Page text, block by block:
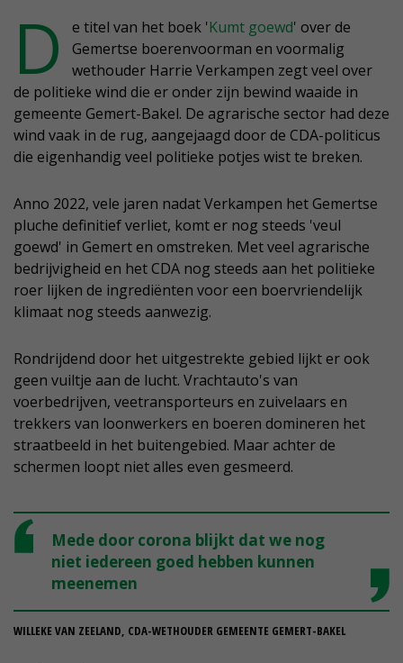
D e titel van het boek 'Kumt goewd' over de
Gemertse boerenvoorman en voormalig
wethouder Harrie Verkampen zegt veel over
de politieke wind die er onder zijn bewind waaide in
gemeente Gemert-Bakel. De agrarische sector had deze
wind vaak in de rug, aangejaagd door de CDA-politicus
die eigenhandig veel politieke potjes wist te breken.
Anno 2022, vele jaren nadat Verkampen het Gemertse
pluche definitief verliet, komt er nog steeds 'veul
goewd' in Gemert en omstreken. Met veel agrarische
bedrijvigheid en het CDA nog steeds aan het politieke
roer lijken de ingrediënten voor een boervriendelijk
klimaat nog steeds aanwezig.
Rondrijdend door het uitgestrekte gebied lijkt er ook
geen vuiltje aan de lucht. Vrachtauto's van
voerbedrijven, veetransporteurs en zuivelaars en
trekkers van loonwerkers en boeren domineren het
straatbeeld in het buitengebied. Maar achter de
schermen loopt niet alles even gesmeerd.
Mede door corona blijkt dat we nog
niet iedereen goed hebben kunnen
meenemen
WILLEKE VAN ZEELAND, CDA-WETHOUDER GEMEENTE GEMERT-BAKEL